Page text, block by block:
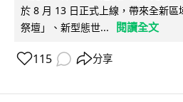
於 8 月 13 日正式上線，帶來全新
祭壇」、新型態世...
閱讀全文
115 分享